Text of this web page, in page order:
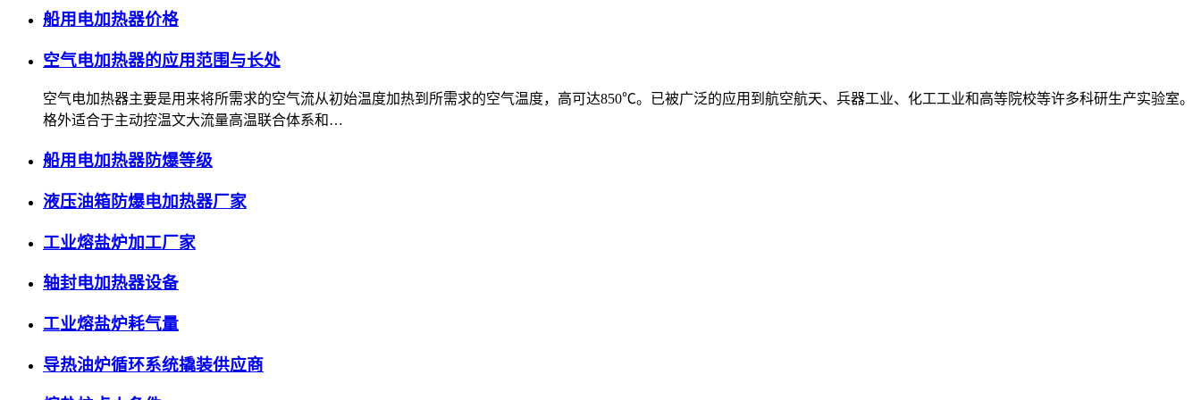
船用电加热器价格
空气电加热器的应用范围与长处
空气电加热器主要是用来将所需求的空气流从初始温度加热到所需求的空气温度，高可达850℃。已被广泛的应用到航空航天、兵器工业、化工工业和高等院校等许多科研生产实验室。
格外适合于主动控温文大流量高温联合体系和…
船用电加热器防爆等级
液压油箱防爆电加热器厂家
工业熔盐炉加工厂家
轴封电加热器设备
工业熔盐炉耗气量
导热油炉循环系统撬装供应商